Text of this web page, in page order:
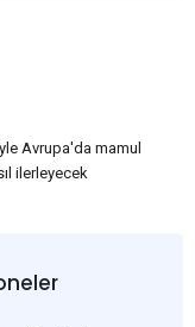
Avrupa'da mamul
ilerleyecek